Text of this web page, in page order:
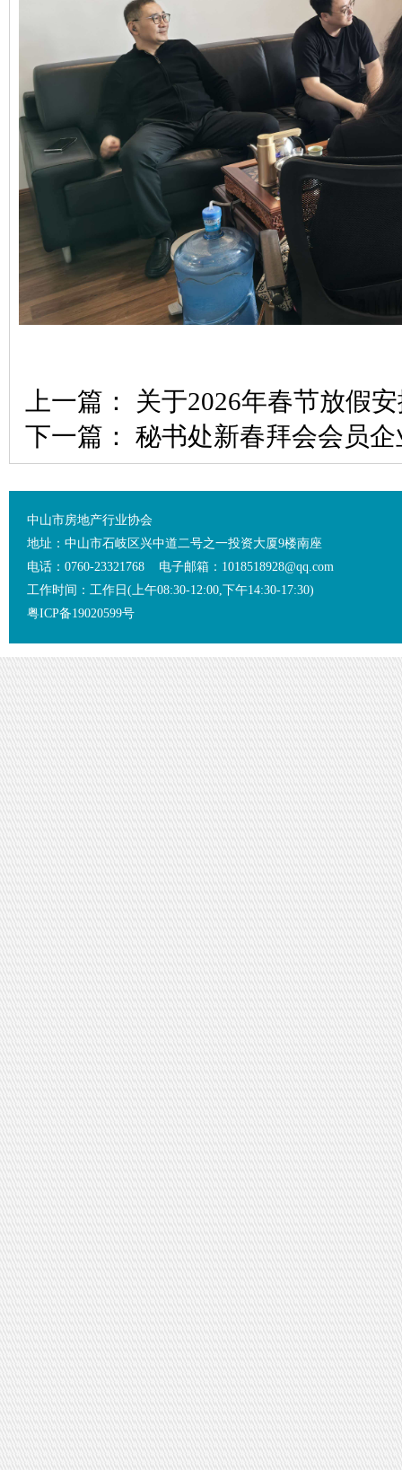
上一篇：
关于2026年春节放假
下一篇：
秘书处新春拜会会员
中山市房地产行业协会
地址：中山市石岐区兴中道二号之一投资大厦9楼南座
电话：0760-23321768 电子邮箱：1018518928@qq.com
工作时间：工作日(上午08:30-12:00,下午14:30-17:30)
粤ICP备19020599号